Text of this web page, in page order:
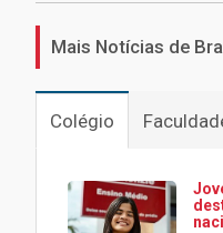
Mais Notícias de
Colégio